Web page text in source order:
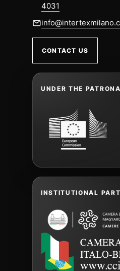
4031
CONTACT US
UNDER THE
INSTITUTIONAL